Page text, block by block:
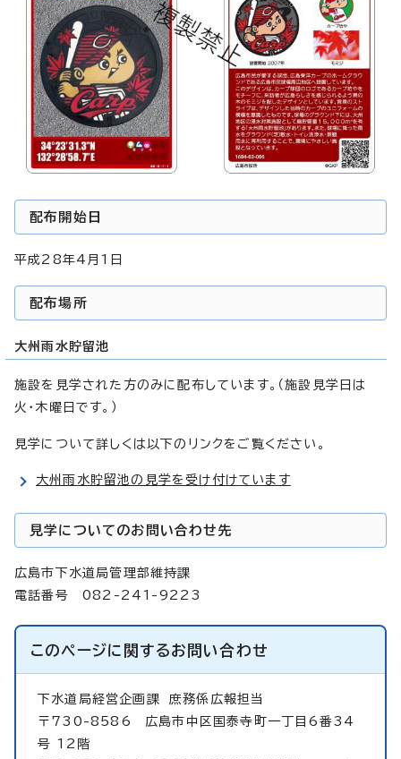
配布開始日
平成28年4月1日
配布場所
大州雨水貯留池
施設を見学された方のみに配布しています。（施設見学日は
火・木曜日です。）
見学について詳しくは以下のリンクをご覧ください。
大州雨水貯留池の見学を受け付けています
見学についてのお問い合わせ先
広島市下水道局管理部維持課
電話番号 082-241-9223
このページに関するお問い合わせ
下水道局経営企画課 庶務係広報担当
〒730-8586 広島市中区国泰寺町一丁目6番34
号 12階